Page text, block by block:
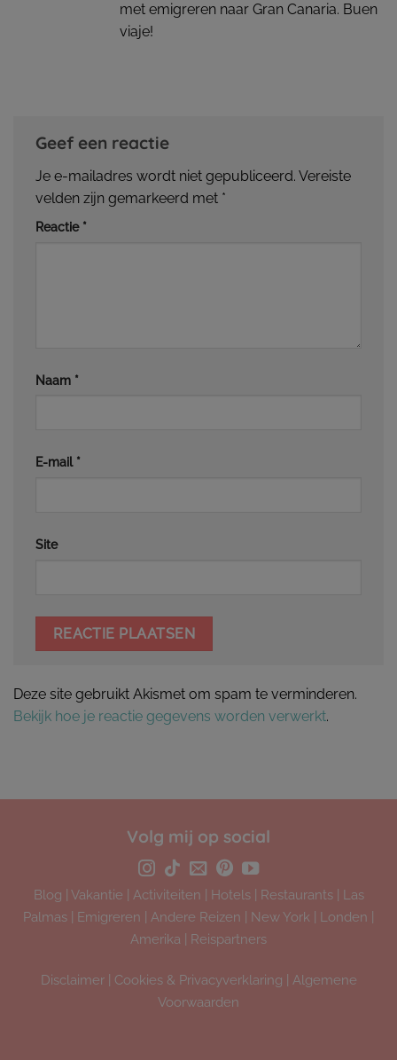
met emigreren naar Gran Canaria. Buen
viaje!
Geef een reactie
Je e-mailadres wordt niet gepubliceerd. Vereiste
velden zijn gemarkeerd met *
Reactie *
Naam *
E-mail *
Site
Deze site gebruikt Akismet om spam te verminderen.
Bekijk hoe je reactie gegevens worden verwerkt.
Volg mij op social
Blog Vakantie Activiteiten Hotels| Restaurants| Las
Palmas
Emigreren Andere Reizen New York Londen
Amerika
Reispartners
Disclaimer| Cookies & Privacyverklaring
Algemene
Voorwaarden